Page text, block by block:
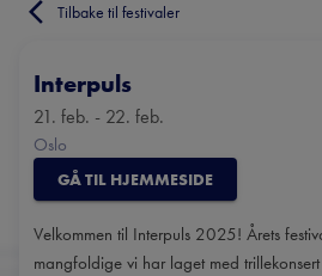
Tilbake til festivaler
Interpuls
21. feb. - 22. feb.
Oslo
GÅ TIL HJEMMESIDE
Velkommen til Interpuls 2025! Årets
mangfoldige vi har laget med